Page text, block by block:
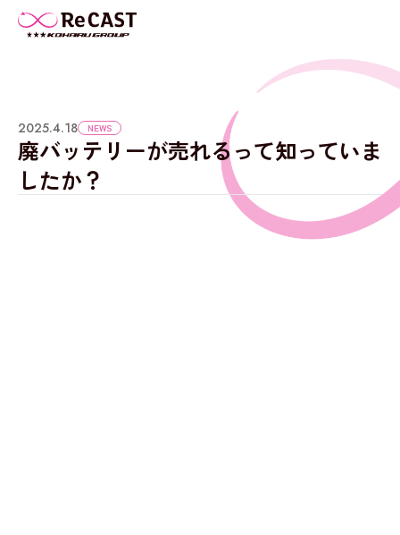
2025.4.18 NEWS
廃バッテリーが売れるって知っていま
したか？